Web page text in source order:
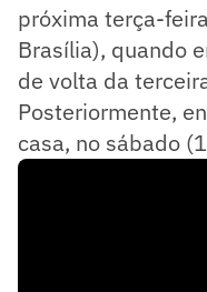
próxima terça-
Brasília), quando
de volta da
Posteriormente,
casa, no sábado